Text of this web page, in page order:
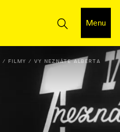
Menu
FILMY VY NEZNÁTE ALBERTA